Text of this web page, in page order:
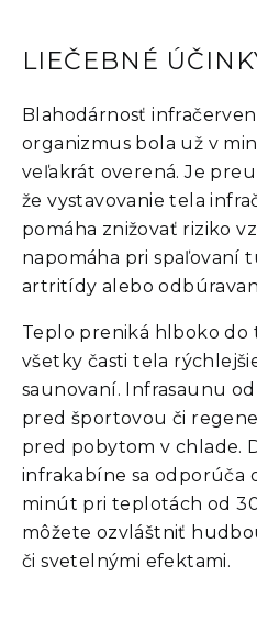
LIEČEBNÉ
Blahodárnosť
organizmus bola už v
veľakrát overená. Je
že vystavovanie tela
pomáha znižovať riziko
napomáha pri spaľovaní
artritídy alebo
Teplo preniká hlboko do
všetky časti tela
saunovaní. Infrasaunu
pred športovou či
pred pobytom v chlade.
infrakabíne sa odporúča
minút pri teplotách od 30
môžete ozvláštniť
či svetelnými efektami.